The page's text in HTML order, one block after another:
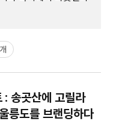
: 송곳산에 고릴라
릉도를 브랜딩하다